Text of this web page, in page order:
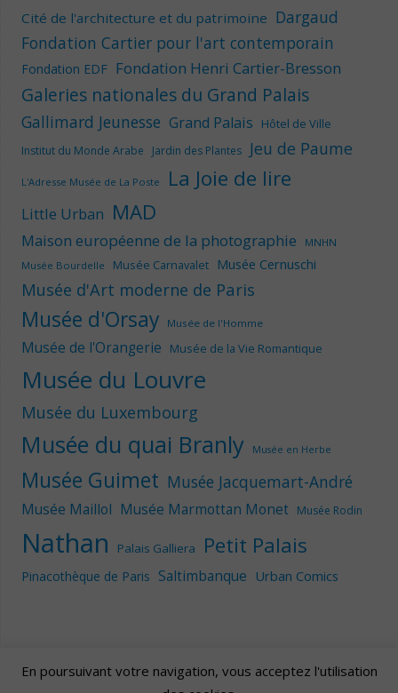
Cité de l'architecture et du patrimoine Dargaud
Fondation Cartier pour l'art contemporain
Fondation EDF Fondation Henri Cartier-Bresson
Galeries nationales du Grand Palais
Gallimard Jeunesse Grand Palais Hôtel de Ville
Institut du Monde Arabe Jardin des Plantes Jeu de Paume
L'Adresse Musée de La Poste La Joie de lire
Little Urban MAD
Maison européenne de la photographie
MNHN
Musée Bourdelle
Musée Carnavalet Musée Cernuschi
Musée d'Art moderne de Paris
Musée d'Orsay Musée de l'Homme
Musée de l'Orangerie Musée de la Vie Romantique
Musée du Louvre
Musée du Luxembourg
Musée du quai Branly Musée en Herbe
Musée Guimet Musée Jacquemart-André
Musée Maillol Musée Marmottan Monet Musée Rodin
Nathan Palais Galliera Petit Palais
Pinacothèque de Paris Saltimbanque Urban Comics
En poursuivant votre navigation, vous acceptez l'utilisation